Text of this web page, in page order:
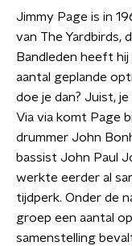
Jimmy Page is in
van The Yardbirds,
Bandleden heeft
aantal geplande
doe je dan? Juist,
Via via komt Page
drummer John
bassist John Paul
werkte eerder al
tijdperk. Onder de
groep een aantal
samenstelling